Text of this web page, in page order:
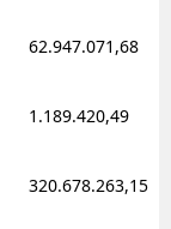
62.947.071,68
1.189.420,49
320.678.263,15